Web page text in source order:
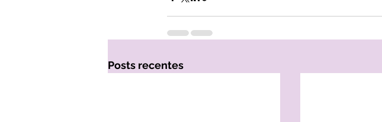
Posts recentes